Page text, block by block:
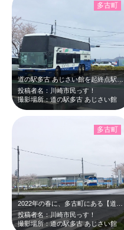
道の駅多古 あじさい館を起終点駅として、多古町内の桜が綺麗に咲くところを巡る周…
投稿者名：川崎市民っす！
撮影場所：道の駅多古 あじさい館
多古町
投稿者名：川崎市民っす！
撮影場所：道の駅多古 あじさい館
多古町